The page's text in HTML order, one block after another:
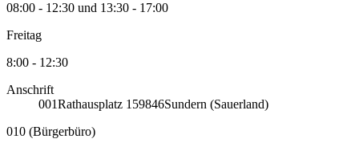
08:00 - 12:30 und 13:30 - 17:00
Freitag
8:00 - 12:30
Anschrift
001Rathausplatz 1 59846Sundern (Sauerland)
010 (Bürgerbüro)